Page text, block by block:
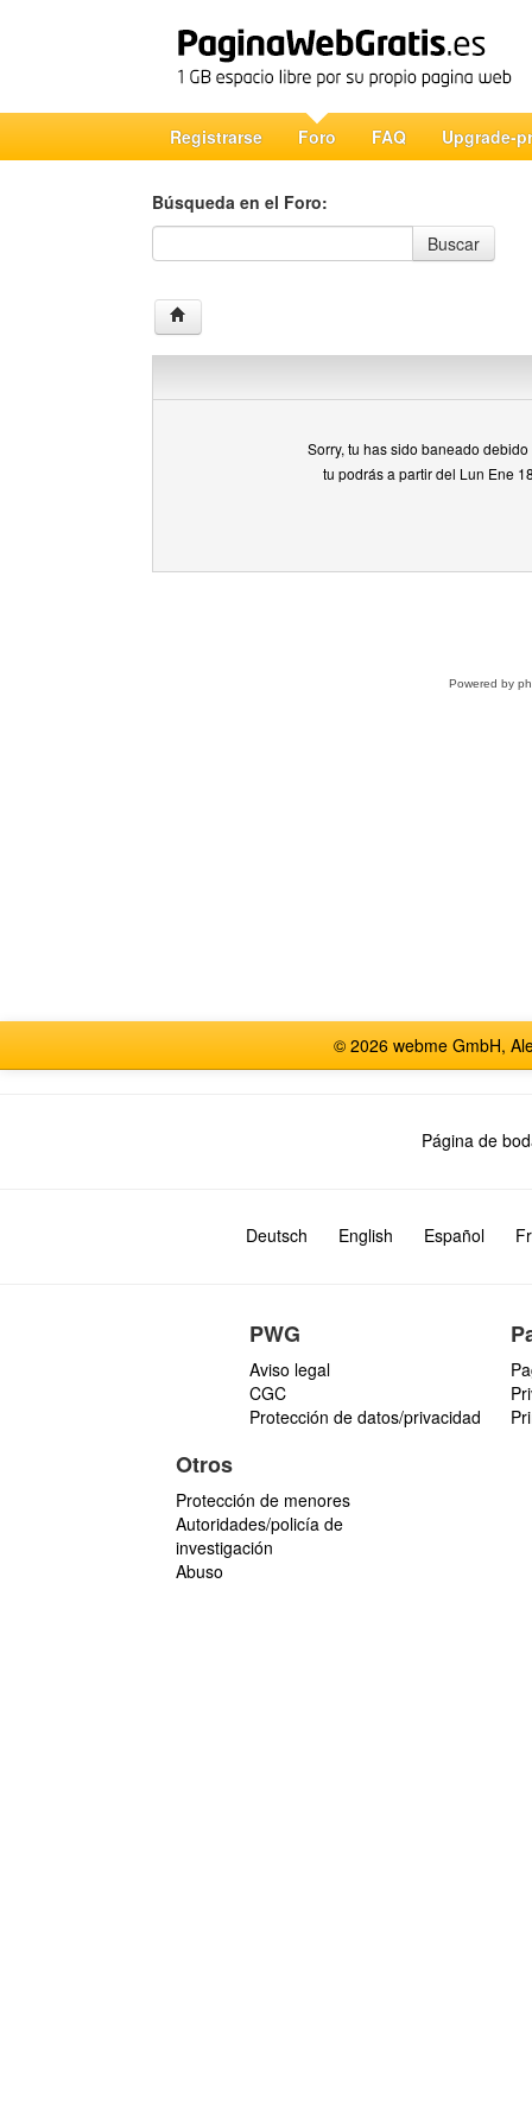
Registrarse Foro FAQ Upgrade-
Búsqueda en el Foro:
Búsqueda en el Foro
Buscar
Sorry, tu has sido baneado
tu podrás a partir del Lun Ene
Powered by
© 2026 webme GmbH,
Página de
Deutsch English Español
PWG
Aviso legal
CGC
Protección de datos/privacidad
Otros
Protección de menores
Autoridades/policía de
investigación
Abuso